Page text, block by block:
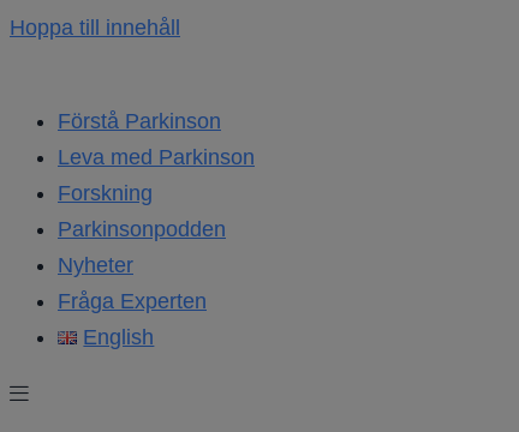
Hoppa till innehåll
Förstå Parkinson
Leva med Parkinson
Forskning
Parkinsonpodden
Nyheter
Fråga Experten
English